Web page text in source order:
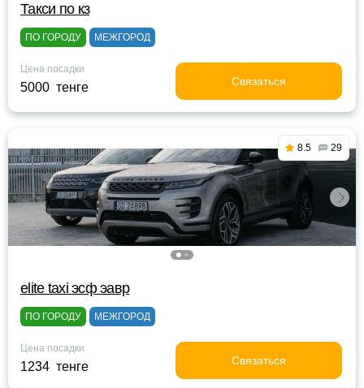
Такси по кз
ПО ГОРОДУ МЕЖГОРОД
Цена посадки
5000 тенге Связаться
8.5 29
elite taxi эсф эавр
ПО ГОРОДУ МЕЖГОРОД
Цена посадки
1234 тенге Связаться